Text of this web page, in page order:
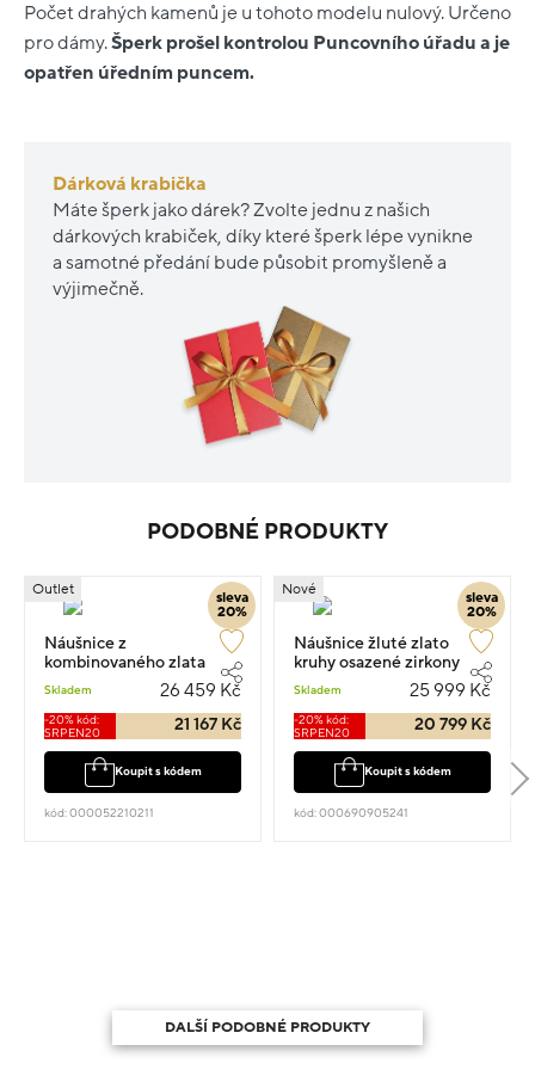
Počet drahých kamenů je u tohoto modelu nulový. Určeno
pro dámy.Šperk prošel kontrolou Puncovního úřadu a je
opatřen úředním puncem.
Dárková krabička
Máte šperk jako dárek? Zvolte jednu z našich
dárkových krabiček, díky které šperk lépe vynikne
a samotné předání bude působit promyšleně a
výjimečně.
PODOBNÉ PRODUKTY
sleva
20%
Outlet
Náušnice z
kombinovaného zlata
Skladem 26 459 Kč
-20% kód:
SRPEN20
21 167 Kč
Koupit s kódem
kód: 000052210211
sleva
20%
Nové
Náušnice žluté zlato
kruhy osazené zirkony
Skladem 25 999 Kč
-20% kód:
SRPEN20
20 799 Kč
Koupit s kódem
kód: 000690905241
DALŠÍ PODOBNÉ PRODUKTY